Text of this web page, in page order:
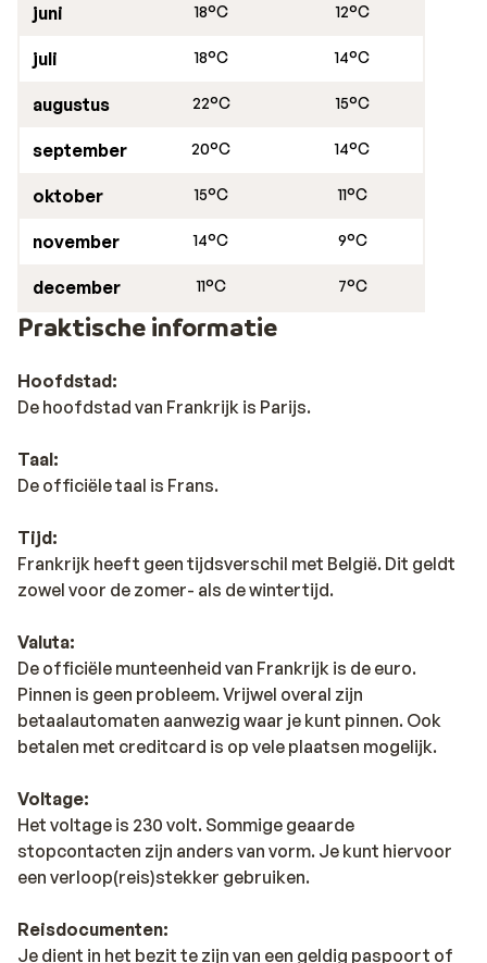
juni 18°C 12°C
juli 18°C 14°C
augustus 22°C 15°C
september 20°C 14°C
oktober 15°C 11°C
november 14°C 9°C
december 11°C 7°C
Praktische informatie
Hoofdstad:
De hoofdstad van Frankrijk is Parijs.
Taal:
De officiële taal is Frans.
Tijd:
Frankrijk heeft geen tijdsverschil met België. Dit geldt
zowel voor de zomer- als de wintertijd.
Valuta:
De officiële munteenheid van Frankrijk is de euro.
Pinnen is geen probleem. Vrijwel overal zijn
betaalautomaten aanwezig waar je kunt pinnen. Ook
betalen met creditcard is op vele plaatsen mogelijk.
Voltage:
Het voltage is 230 volt. Sommige geaarde
stopcontacten zijn anders van vorm. Je kunt hiervoor
een verloop(reis)stekker gebruiken.
Reisdocumenten:
Je dient in het bezit te zijn van een geldig paspoort of